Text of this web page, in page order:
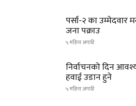
पर्सा-२ का उम्मेदवार
जना पक्राउ
५ महिना अगाडि
निर्वाचनको दिन
हवाई उडान हुने
५ महिना अगाडि